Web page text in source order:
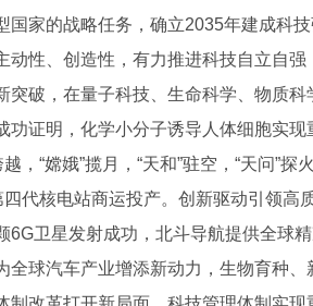
国家的战略任务，确立2035年建成科
动性、创造性，有力推进科技自立自
突破，在量子科技、生命科学、物质
功证明，化学小分子诱导人体细胞实
，“嫦娥”揽月，“天和”驻空，“天问”探
代核电站商运投产。创新驱动引领高
6G卫星发射成功，北斗导航提供全球
球汽车产业增添新动力，生物育种